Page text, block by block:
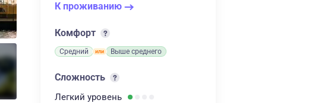
К проживанию
Комфорт
Средний Выше среднего
Сложность
Легкий уровень